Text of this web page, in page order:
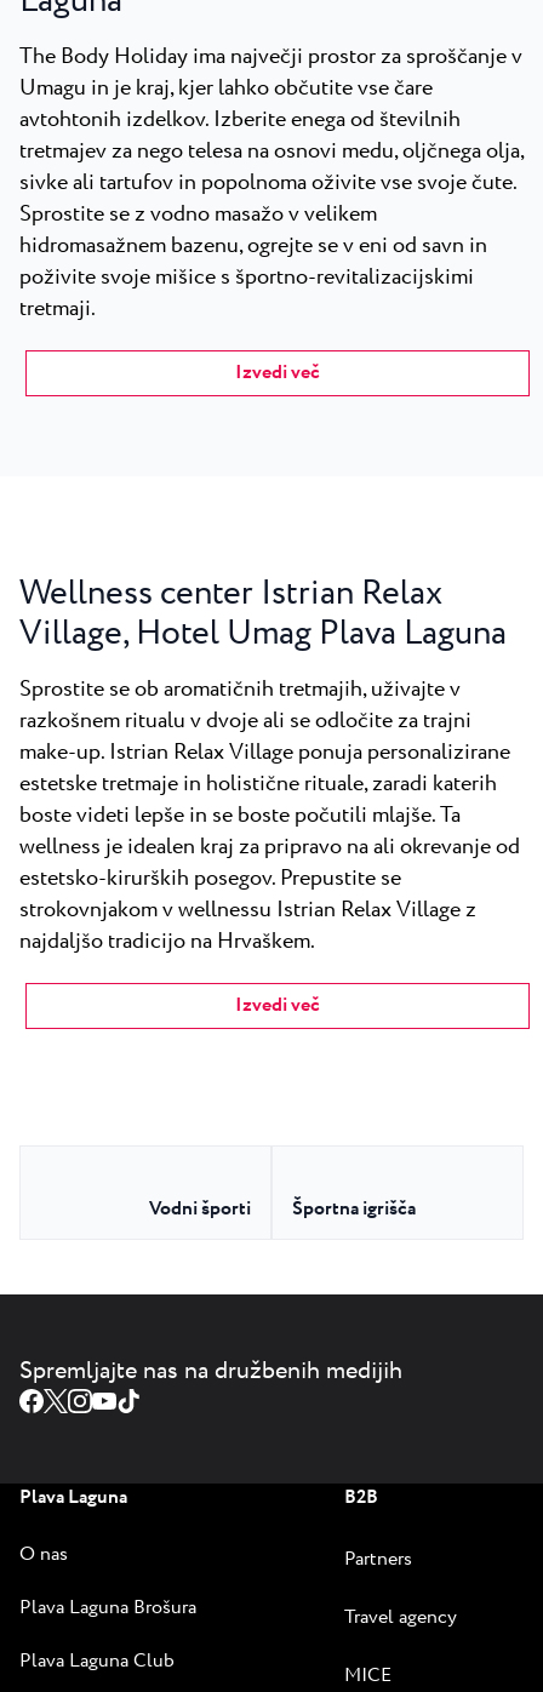
The Body Holiday ima največji prostor za sproščanje v
Umagu in je kraj, kjer lahko občutite vse čare
avtohtonih izdelkov. Izberite enega od številnih
tretmajev za nego telesa na osnovi medu, oljčnega olja,
sivke ali tartufov in popolnoma oživite vse svoje čute.
Sprostite se z vodno masažo v velikem
hidromasažnem bazenu, ogrejte se v eni od savn in
poživite svoje mišice s športno-revitalizacijskimi
tretmaji.
Izvedi več
Wellness center Istrian Relax
Village, Hotel Umag Plava Laguna
Sprostite se ob aromatičnih tretmajih, uživajte v
razkošnem ritualu v dvoje ali se odločite za trajni
make-up. Istrian Relax Village ponuja personalizirane
estetske tretmaje in holistične rituale, zaradi katerih
boste videti lepše in se boste počutili mlajše. Ta
wellness je idealen kraj za pripravo na ali okrevanje od
estetsko-kirurških posegov. Prepustite se
strokovnjakom v wellnessu Istrian Relax Village z
najdaljšo tradicijo na Hrvaškem.
Izvedi več
Vodni športi Športna igrišča
Spremljajte nas na družbenih medijih
Plava Laguna
O nas
Plava Laguna Brošura
Plava Laguna Club
B2B
Partners
Travel agency
MICE